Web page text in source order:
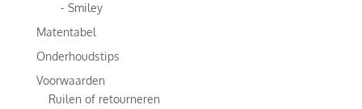
- Smiley
Matentabel
Onderhoudstips
Voorwaarden
Ruilen of retourneren